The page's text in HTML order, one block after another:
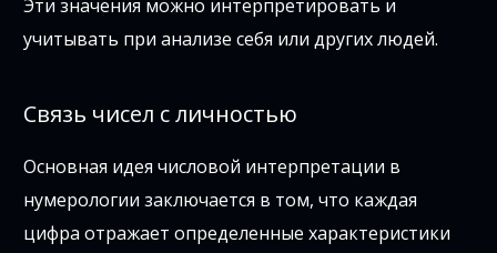
Эти значения можно интерпретировать и
учитывать при анализе себя или других людей.
Связь чисел с личностью
Основная идея числовой интерпретации в
нумерологии заключается в том, что каждая
цифра отражает определенные характеристики